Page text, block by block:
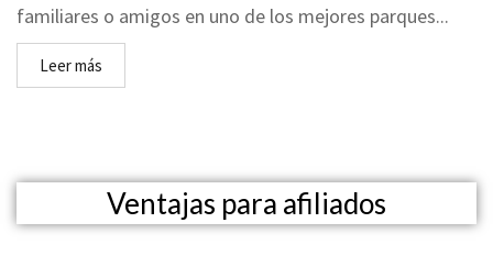
familiares o amigos en uno de los mejores parques...
Leer más
Ventajas para afiliados